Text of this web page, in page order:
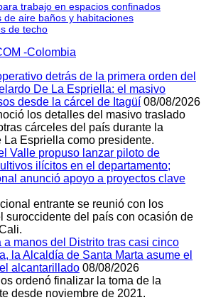
trabajo en espacios confinados
de aire baños y habitaciones
de techo
-Colombia
detrás de la primera orden del
De La Espriella: el masivo
desde la cárcel de Itagüí 08/08/2026
los detalles del masivo traslado
cárceles del país durante la
La Espriella como presidente.
Valle propuso lanzar piloto de
ilícitos en el departamento;
anunció apoyo a proyectos clave
entrante se reunió con los
suroccidente del país con ocasión de
a manos del Distrito tras casi cinco
la Alcaldía de Santa Marta asume el
alcantarillado 08/08/2026
ordenó finalizar la toma de la
desde noviembre de 2021.